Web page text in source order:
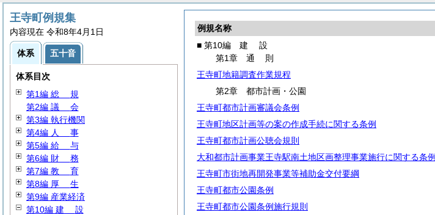
例規名称
■ 第10編 建 設
第1章 通 則
王寺町地籍調査作業規程
第2章 都市計画・公園
王寺町都市計画審議会条例
王寺町地区計画等の案の作成手続に関する条例
王寺町都市計画公聴会規則
大和都市計画事業王寺駅南土地区画整理事業施行に関する条例
王寺町市街地再開発事業等補助金交付要綱
王寺町都市公園条例
王寺町都市公園条例施行規則
王寺町例規集
内容現在 令和8年4月1日
体系 五十音
体系目次
第1編 総 規
第2編 議 会
第3編 執行機関
第4編 人 事
第5編 給 与
第6編 財 務
第7編 教 育
第8編 厚 生
第9編 産業経済
第10編 建 設